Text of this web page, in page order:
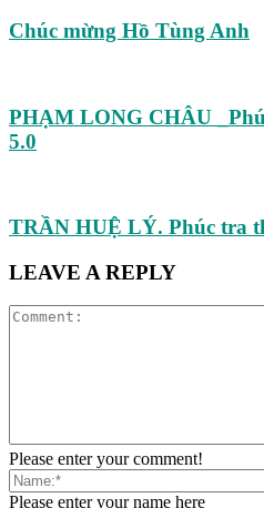
Chúc mừng Hồ Tùng Anh
PHẠM LONG CHÂU
5.0
TRẦN HUỆ LÝ. Phúc tra
LEAVE A REPLY
Please enter your comment!
Please enter your name here